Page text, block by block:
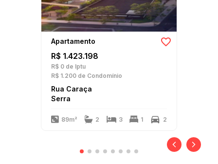
Apartamento
R$ 1.423.198
R$ 0 de Iptu
R$ 1.200 de Condomínio
Rua Caraça
Serra
89m² 2 3 1 2